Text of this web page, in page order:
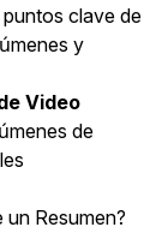
clave de
y
Video
de
un Resumen?